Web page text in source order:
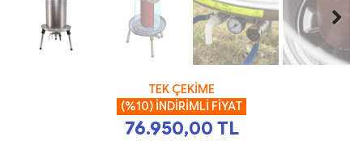
TEK ÇEKİME
(%10) İNDİRİMLİ FİYAT
76.950,00 TL